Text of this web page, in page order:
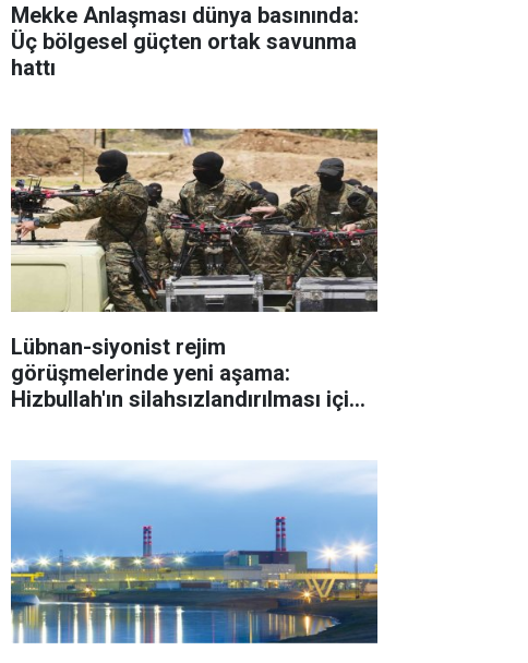
Mekke Anlaşması dünya basınında:
Üç bölgesel güçten ortak savunma
hattı
Lübnan-siyonist rejim
görüşmelerinde yeni aşama:
Hizbullah'ın silahsızlandırılması için